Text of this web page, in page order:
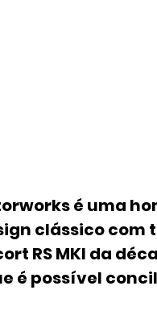
é uma
clássico com
RS MKI da
é possível